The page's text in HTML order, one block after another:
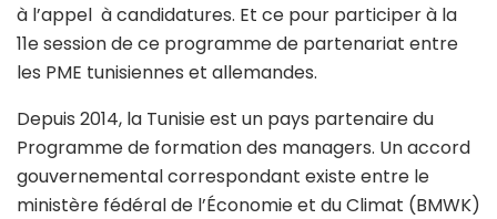
à l’appel à candidatures. Et ce pour participer à la
11e session de ce programme de partenariat entre
les PME tunisiennes et allemandes.
Depuis 2014, la Tunisie est un pays partenaire du
Programme de formation des managers. Un accord
gouvernemental correspondant existe entre le
ministère fédéral de l’Économie et du Climat (BMWK)